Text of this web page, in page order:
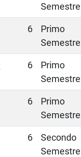
Semestre
6
Primo
Semestre
6
Primo
Semestre
6
Primo
Semestre
6
Secondo
Semestre